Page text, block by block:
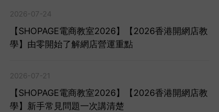
2026-07-24
【SHOPAGE電商教室2026】【2026香港開網店教
學】由零開始了解網店營運重點
2026-07-21
【SHOPAGE電商教室2026】【2026香港開網店教
學】新手常見問題一次講清楚